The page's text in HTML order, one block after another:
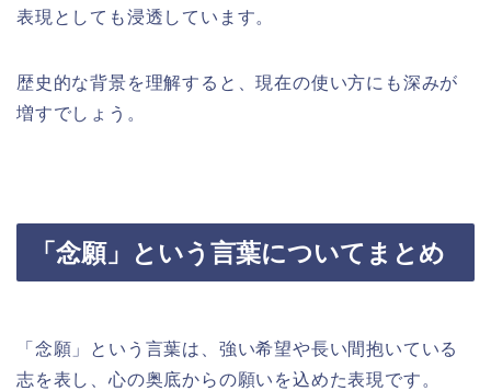
表現としても浸透しています。
歴史的な背景を理解すると、現在の使い方にも深みが
増すでしょう。
「念願」という言葉についてまとめ
「念願」という言葉は、強い希望や長い間抱いている
志を表し、心の奥底からの願いを込めた表現です。